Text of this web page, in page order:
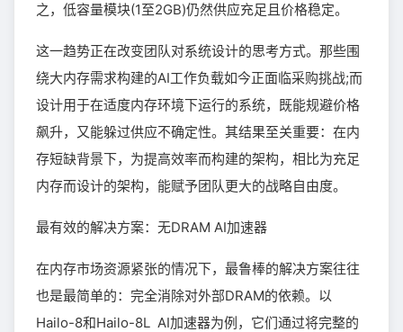
之，低容量模块(1至2GB)仍然供应充足且价格稳定。
这一趋势正在改变团队对系统设计的思考方式。那些围
绕大内存需求构建的AI工作负载如今正面临采购挑战;而
设计用于在适度内存环境下运行的系统，既能规避价格
飙升，又能躲过供应不确定性。其结果至关重要：在内
存短缺背景下，为提高效率而构建的架构，相比为充足
内存而设计的架构，能赋予团队更大的战略自由度。
最有效的解决方案：无DRAM AI加速器
在内存市场资源紧张的情况下，最鲁棒的解决方案往往
也是最简单的：完全消除对外部DRAM的依赖。以
Hailo-8和Hailo-8L AI加速器为例，它们通过将完整的